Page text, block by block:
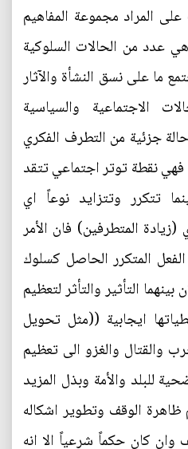
المراد مجموعة المفاهيم
عدد من الحالات السلوكية
ما على نسق النشأة والآثار
الاجتماعية والسياسية
جزئية من التطرف الفكري
فهي نقطة توتر اجتماعي تتقد
تتكرر وتتزايد نوعاً اي
المتطرفين) فان الأمر
المتكرر الحاصل كسلوك
التأثير والتأثر لتعظيم
ايجابية ((مثل تحويل
والقتال والغزو الى تعظيم
للبلد والأمة وبذل المزيد
الوقف وتطوير اشكاله
وان كان حكماً شرعياً الا انه